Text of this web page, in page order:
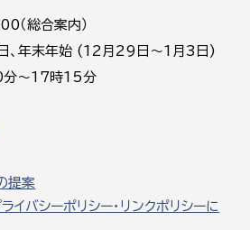
総合案内）
日、年末年始 (12月29日～1月3日)
～17時15分
提案
イバシーポリシー・リンクポリシーに